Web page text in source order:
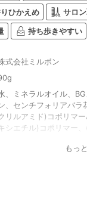
ひかえめ サロ
持ち歩きやすい
式会社ミルボン
、ミネラルオイル、
、センチフォリアバ
リルアミド)コポリマ
シエチル)コポリマー
マシ油、PPG-4セテス-
もっ